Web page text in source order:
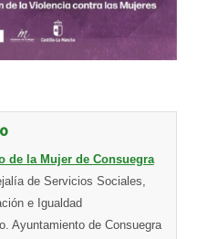
de la Mujer de Consuegra
de Servicios Sociales,
e Igualdad
Ayuntamiento de Consuegra